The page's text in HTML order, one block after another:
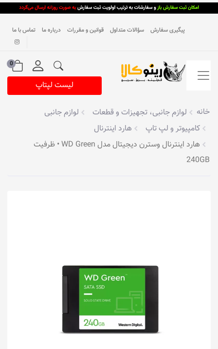
پیگیری سفارش سؤالات متداول قوانین و مقررات درباره ما تماس با ما
0
لیست لپتاپ
خانه لوازم جانبی، تجهیزات و قطعات
لوازم جانبی
کامپیوتر و لپ تاپ
هارد اینترنال
هارد اینترنال وسترن دیجیتال مدل WD Green • ظرفیت
240GB